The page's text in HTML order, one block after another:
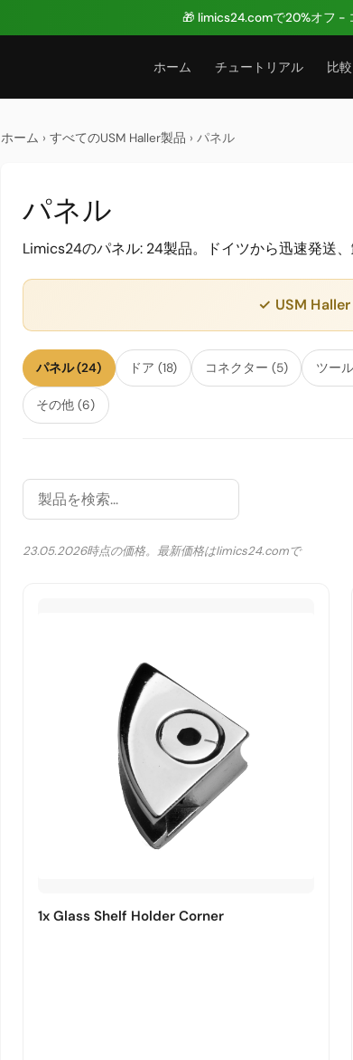
🎁 limics24.comで20%オフ -
ホーム チュートリアル 比較
ホーム › すべてのUSM Haller製品 › パネル
パネル
Limics24のパネル: 24製品。ドイツから迅速発送、
✓ USM
パネル (24) ドア (18) コネクター (5) ツー
その他 (6)
23.05.2026時点の価格。最新価格はlimics24.comで
1x Glass Shelf Holder Corner